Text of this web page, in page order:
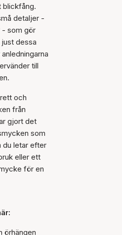
blickfång.
detaljer -
- som gör
dessa
till
och
från
gjort det
som
du letar efter
eller ett
för en
örhängen